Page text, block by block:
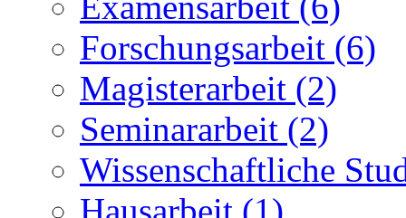
Forschungsarbeit (6)
Magisterarbeit (2)
Seminararbeit (2)
Wissenschaftliche